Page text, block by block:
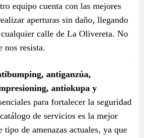
equipo cuenta con las mejores
aperturas sin daño, llegando
calle de La Olivereta. No
nos resista.
antiganzúa,
antiokupa y
para fortalecer la seguridad
de servicios es la mejor
tipo de amenazas actuales, ya que